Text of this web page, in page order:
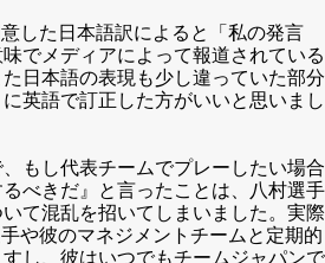
した日本語訳によると「私の発言
でメディアによって報道されている
日本語の表現も少し違っていた部分
英語で訂正した方がいいと思いまし
もし代表チームでプレーしたい場合
べきだ』と言ったことは、八村選手
て混乱を招いてしまいました。実際
や彼のマネジメントチームと定期的
し、彼はいつでもチームジャパンで